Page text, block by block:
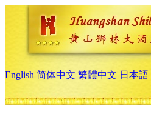
English 简体中文 繁體中文 日本語